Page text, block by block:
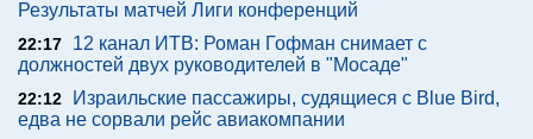
Результаты матчей Лиги конференций
22:17
12 канал ИТВ: Роман Гофман снимает с
должностей двух руководителей в "Мосаде"
22:12
Израильские пассажиры, судящиеся с Blue Bird,
едва не сорвали рейс авиакомпании